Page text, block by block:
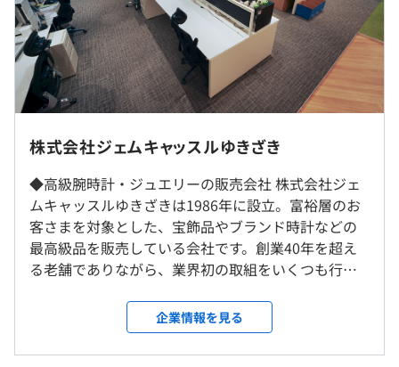
モニタ: WQHD(2560x1440) 縦横回転可 複数枚可
プロジェクトごとに選択、オブジェクト指向、ウォーター
※入社後に名古屋営業所で研修を実施する可能性がござい
ます（最大4週間程度です）
※転勤はありません
就業場所の変更範囲
＜雇入時＞
東京事業所
＜変更範囲＞
（※ 想定年収は年収提示額を保証するものではありません）
10:00～19:00
※シフトは選択できます。
※所定労働時間：8時間、休憩60分
※平均残業時間24h/月
休憩時間：60分
平均残業時間：固定残業代（24時間分）を超える残業は
株式会社ジェムキャッスルゆきざき
◆高級腕時計・ジュエリーの販売会社 株式会社ジェ
ムキャッスルゆきざきは1986年に設立。富裕層のお
客さまを対象とした、宝飾品やブランド時計などの
最高級品を販売している会社です。創業40年を超え
る老舗でありながら、業界初の取組をいくつも行う
ロスポーツ選手のお客様も多く、経営基盤も安定
し、売り上げも上昇し続けています。 ◆裁量の大き
い社内システム開発 現在は社内SE8名（福岡4名、名
企業情報を見る